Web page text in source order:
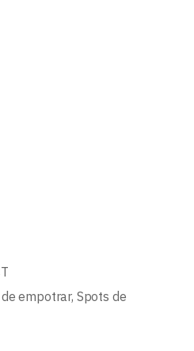
BLANCO MATE Ø37x37mm
empotrar, Spots de